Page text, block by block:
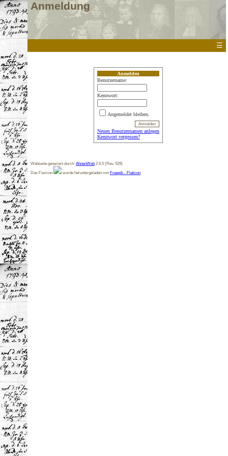
Anmeldung
☰
Anmelden
Benutzername:
Kennwort:
Angemeldet bleiben.
Neuen Benutzernamen anlegen
Kennwort vergessen?
Webseite generiert durch: AhnenWeb 2.6.5 (Rev. 529)
Das Favicon
wurde heruntergeladen von Freepik - Flaticon